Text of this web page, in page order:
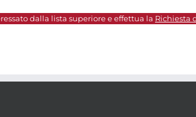
dalla lista superiore e effettua la Richiesta